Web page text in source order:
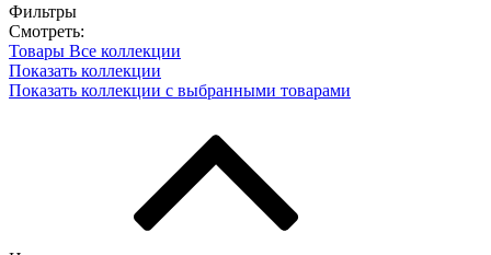
Фильтры
Смотреть:
Товары Все коллекции
Показать коллекции
Показать коллекции с выбранными товарами